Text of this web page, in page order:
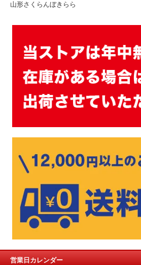
山形さくらんぼきらら
営業日カレンダー